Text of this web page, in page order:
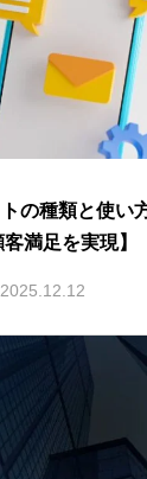
の種類と使い
満足を実現】
2025.12.12